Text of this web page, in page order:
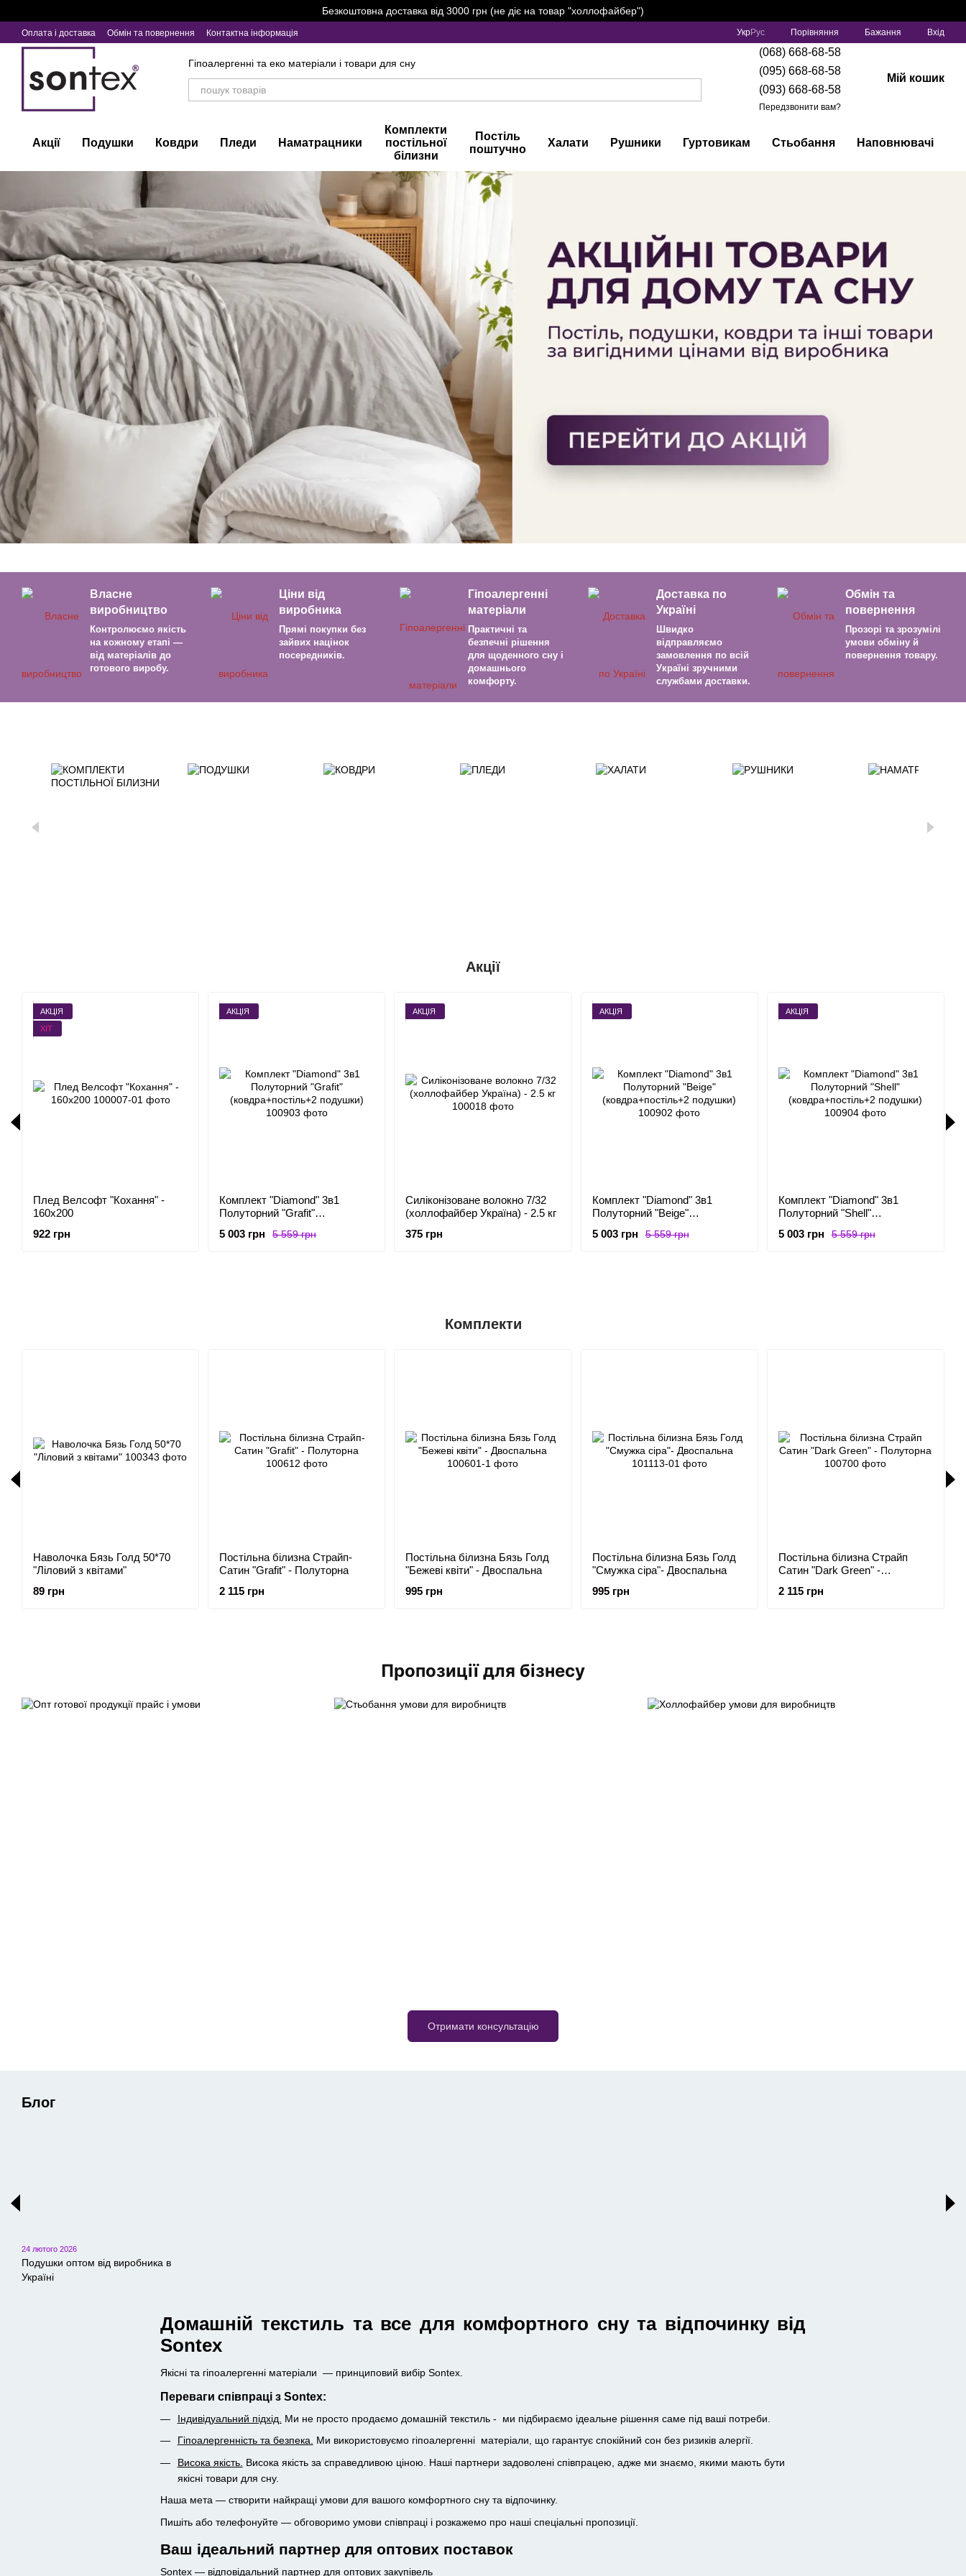
Безкоштовна доставка від 3000 грн (не діє на товар "холлофайбер")
Оплата і доставка Обмін та повернення Контактна інформація УкрРус Порівняння Бажання Вхід
Гіпоалергенні та еко матеріали і товари для сну
(068) 668-68-58
(095) 668-68-58
(093) 668-68-58
Передзвонити вам?
Мій кошик
Акції Подушки Ковдри Пледи Наматрацники
Комплекти
постільної
білизни
Постіль
поштучно
Халати Рушники Гуртовикам Стьобання Наповнювачі
Власне
виробництво
Контролюємо якість
на кожному етапі —
від матеріалів до
готового виробу.
Ціни від
виробника
Прямі покупки без
зайвих націнок
посередників.
Гіпоалергенні
матеріали
Практичні та
безпечні рішення
для щоденного сну і
домашнього
комфорту.
Доставка по
Україні
Швидко
відправляємо
замовлення по всій
Україні зручними
службами доставки.
Обмін та
повернення
Прозорі та зрозумілі
умови обміну й
повернення товару.
Акції
АКЦІЯ
ХІТ
Плед Велсофт "Кохання" -
160x200
922 грн
АКЦІЯ
Комплект "Diamond" 3в1
Полуторний "Grafit"
5 559 грн
5 003 грн
АКЦІЯ
Силіконізоване волокно 7/32
(холлофайбер Україна) - 2.5 кг
375 грн
АКЦІЯ
Комплект "Diamond" 3в1
Полуторний "Beige"
5 559 грн
5 003 грн
АКЦІЯ
Комплект "Diamond" 3в1
Полуторний "Shell"
5 559 грн
5 003 грн
Комплекти
Наволочка Бязь Голд 50*70
"Ліловий з квітами"
89 грн
Постільна білизна Страйп-
Сатин "Grafit" - Полуторна
2 115 грн
Постільна білизна Бязь Голд
"Бежеві квіти" - Двоспальна
995 грн
Постільна білизна Бязь Голд
"Смужка сіра"- Двоспальна
995 грн
Постільна білизна Страйп
Сатин "Dark Green" -
2 115 грн
Пропозиції для бізнесу
Отримати консультацію
Блог
24 лютого 2026
Подушки оптом від виробника в
Україні
Домашній текстиль та все для комфортного сну та відпочинку від
Sontex
Якісні та гіпоалергенні матеріали — принциповий вибір Sontex.
Переваги співпраці з Sontex:
Індивідуальний підхід.
Ми не просто продаємо домашній текстиль - ми підбираємо ідеальне рішення саме під ваші потреби.
Гіпоалергенність та безпека. Ми використовуємо гіпоалергенні матеріали, що гарантує спокійний сон без ризиків алергії.
Висока якість. Висока якість за справедливою ціною. Наші партнери задоволені співпрацею, адже ми знаємо, якими мають бути
якісні товари для сну.
Наша мета — створити найкращі умови для вашого комфортного сну та відпочинку.
Пишіть або телефонуйте — обговоримо умови співпраці і розкажемо про наші спеціальні пропозиції.
Ваш ідеальний партнер для оптових поставок
Sontex — відповідальний партнер для оптових закупівель